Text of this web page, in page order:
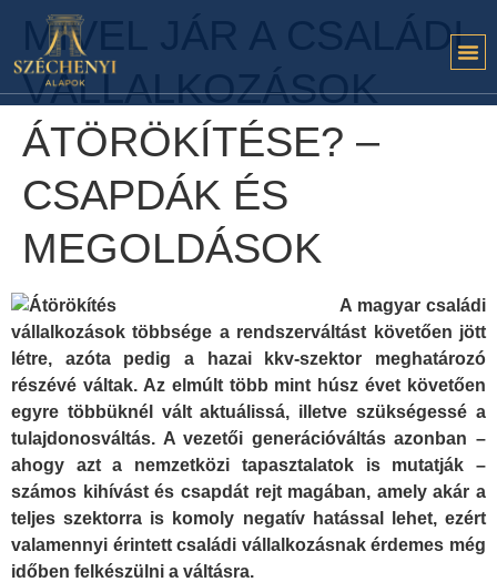
MIVEL JÁR A CSALÁDI
VÁLLALKOZÁSOK
ÁTÖRÖKÍTÉSE? –
CSAPDÁK ÉS
MEGOLDÁSOK
A magyar családi
vállalkozások többsége a rendszerváltást követően jött
létre, azóta pedig a hazai kkv-szektor meghatározó
részévé váltak. Az elmúlt több mint húsz évet követően
egyre többüknél vált aktuálissá, illetve szükségessé a
tulajdonosváltás. A vezetői generációváltás azonban –
ahogy azt a nemzetközi tapasztalatok is mutatják –
számos kihívást és csapdát rejt magában, amely akár a
teljes szektorra is komoly negatív hatással lehet, ezért
valamennyi érintett családi vállalkozásnak érdemes még
időben felkészülni a váltásra.